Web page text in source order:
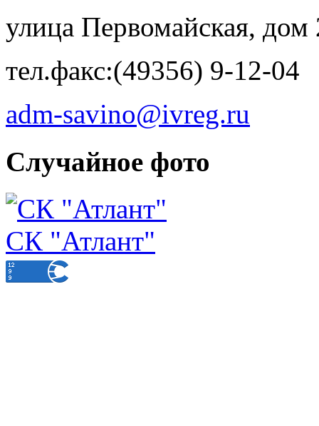
улица Первомайская, дом
тел.факс:(49356) 9-12-04
adm-savino@ivreg.ru
Случайное фото
СК "Атлант"